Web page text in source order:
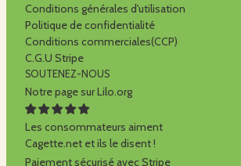
Conditions générales d'utilisation
Politique de confidentialité
Conditions commerciales(CCP)
C.G.U Stripe
SOUTENEZ-NOUS
Notre page sur Lilo.org
Les consommateurs aiment
Cagette.net et ils le disent !
Paiement sécurisé avec Stripe